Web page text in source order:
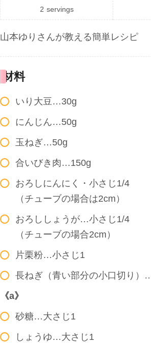
2 servings
山本ゆりさんが教える簡単レシピ
材料
いり大豆…30g
にんじん…50g
玉ねぎ…50g
合いびき肉…150g
おろしにんにく・小さじ1/4
（チューブの場合は2cm）
おろししょうが…小さじ1/4
（チューブの場合2cm）
片栗粉…小さじ1
長ねぎ（青い部分の小口切り）
《a》
砂糖…大さじ1
しょうゆ…大さじ1